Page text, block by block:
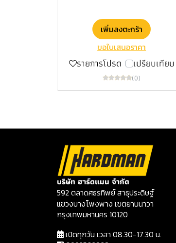
เพิ่มลงตะกร้า
ขอใบเสนอราคา
รายการโปรด เปรียบเทียบ
(0)
บริษัท ฮาร์ดแมน จำกัด
592 ตลาดศธรทิพย์ สาธุประดิษฐ์
แขวงบางโพงพาง เขตยานนาวา
กรุงเทพมหานคร 10120
เปิดทุกวัน เวลา 08.30-17.30 น.